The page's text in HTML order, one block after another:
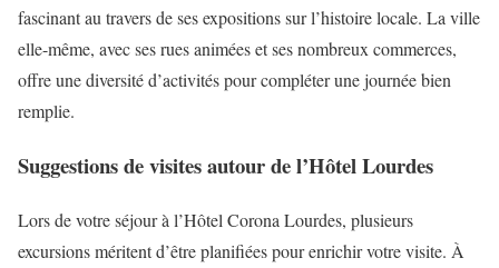
fascinant au travers de ses expositions sur l’histoire locale. La ville
elle-même, avec ses rues animées et ses nombreux commerces,
offre une diversité d’activités pour compléter une journée bien
remplie.
Suggestions de visites autour de l’Hôtel Lourdes
Lors de votre séjour à l’Hôtel Corona Lourdes, plusieurs
excursions méritent d’être planifiées pour enrichir votre visite. À